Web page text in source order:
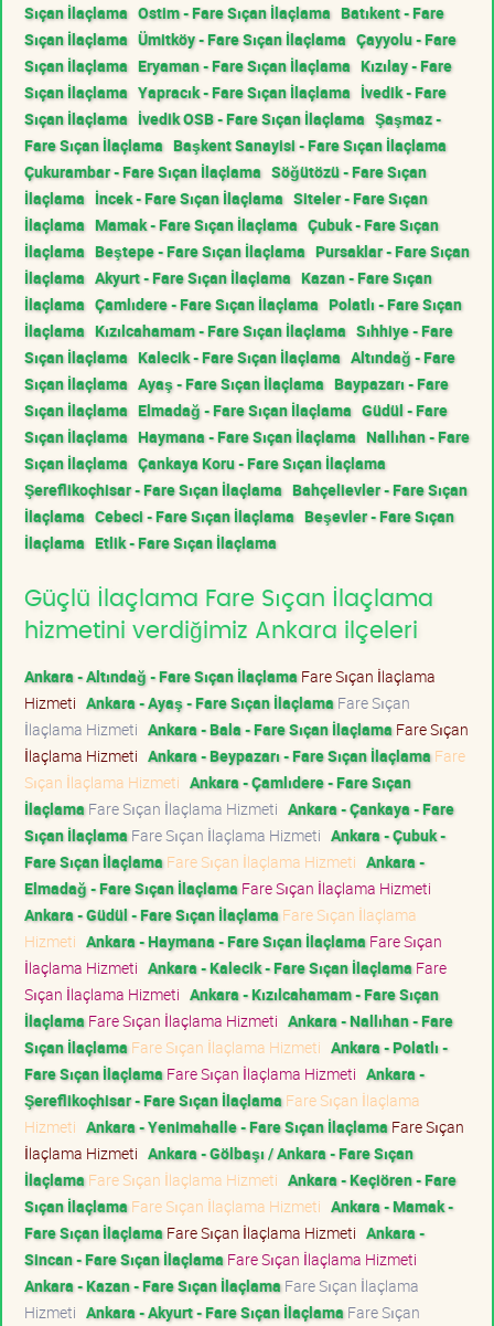
Sıçan İlaçlama Ostim - Fare Sıçan İlaçlama Batıkent - Fare
Sıçan İlaçlama Ümitköy - Fare Sıçan İlaçlama Çayyolu - Fare
Sıçan İlaçlama Eryaman - Fare Sıçan İlaçlama Kızılay - Fare
Sıçan İlaçlama Yapracık - Fare Sıçan İlaçlama İvedik - Fare
Sıçan İlaçlama İvedik OSB - Fare Sıçan İlaçlama Şaşmaz -
Fare Sıçan İlaçlama Başkent Sanayisi - Fare Sıçan İlaçlama
Çukurambar - Fare Sıçan İlaçlama Söğütözü - Fare Sıçan
İlaçlama İncek - Fare Sıçan İlaçlama Siteler - Fare Sıçan
İlaçlama Mamak - Fare Sıçan İlaçlama Çubuk - Fare Sıçan
İlaçlama Beştepe - Fare Sıçan İlaçlama Pursaklar - Fare Sıçan
İlaçlama Akyurt - Fare Sıçan İlaçlama Kazan - Fare Sıçan
İlaçlama Çamlıdere - Fare Sıçan İlaçlama Polatlı - Fare Sıçan
İlaçlama Kızılcahamam - Fare Sıçan İlaçlama Sıhhiye - Fare
Sıçan İlaçlama Kalecik - Fare Sıçan İlaçlama Altındağ - Fare
Sıçan İlaçlama Ayaş - Fare Sıçan İlaçlama Baypazarı - Fare
Sıçan İlaçlama Elmadağ - Fare Sıçan İlaçlama Güdül - Fare
Sıçan İlaçlama Haymana - Fare Sıçan İlaçlama Nallıhan - Fare
Sıçan İlaçlama Çankaya Koru - Fare Sıçan İlaçlama
Şereflikoçhisar - Fare Sıçan İlaçlama Bahçelievler - Fare Sıçan
İlaçlama Cebeci - Fare Sıçan İlaçlama Beşevler - Fare Sıçan
İlaçlama Etlik - Fare Sıçan İlaçlama
Güçlü İlaçlama Fare Sıçan İlaçlama
hizmetini verdiğimiz Ankara ilçeleri
Ankara - Altındağ - Fare Sıçan İlaçlama Fare Sıçan İlaçlama
Hizmeti Ankara - Ayaş - Fare Sıçan İlaçlama Fare Sıçan
İlaçlama Hizmeti Ankara - Bala - Fare Sıçan İlaçlama Fare Sıçan
İlaçlama Hizmeti Ankara - Beypazarı - Fare Sıçan İlaçlama Fare
Sıçan İlaçlama Hizmeti Ankara - Çamlıdere - Fare Sıçan
İlaçlama Fare Sıçan İlaçlama Hizmeti Ankara - Çankaya - Fare
Sıçan İlaçlama Fare Sıçan İlaçlama Hizmeti Ankara - Çubuk -
Fare Sıçan İlaçlama Fare Sıçan İlaçlama Hizmeti Ankara -
Elmadağ - Fare Sıçan İlaçlama Fare Sıçan İlaçlama Hizmeti
Ankara - Güdül - Fare Sıçan İlaçlama Fare Sıçan İlaçlama
Hizmeti Ankara - Haymana - Fare Sıçan İlaçlama Fare Sıçan
İlaçlama Hizmeti Ankara - Kalecik - Fare Sıçan İlaçlama Fare
Sıçan İlaçlama Hizmeti Ankara - Kızılcahamam - Fare Sıçan
İlaçlama Fare Sıçan İlaçlama Hizmeti Ankara - Nallıhan - Fare
Sıçan İlaçlama Fare Sıçan İlaçlama Hizmeti Ankara - Polatlı -
Fare Sıçan İlaçlama Fare Sıçan İlaçlama Hizmeti Ankara -
Şereflikoçhisar - Fare Sıçan İlaçlama Fare Sıçan İlaçlama
Hizmeti Ankara - Yenimahalle - Fare Sıçan İlaçlama Fare Sıçan
İlaçlama Hizmeti Ankara - Gölbaşı / Ankara - Fare Sıçan
İlaçlama Fare Sıçan İlaçlama Hizmeti Ankara - Keçiören - Fare
Sıçan İlaçlama Fare Sıçan İlaçlama Hizmeti Ankara - Mamak -
Fare Sıçan İlaçlama Fare Sıçan İlaçlama Hizmeti Ankara -
Sincan - Fare Sıçan İlaçlama Fare Sıçan İlaçlama Hizmeti
Ankara - Kazan - Fare Sıçan İlaçlama Fare Sıçan İlaçlama
Hizmeti Ankara - Akyurt - Fare Sıçan İlaçlama Fare Sıçan